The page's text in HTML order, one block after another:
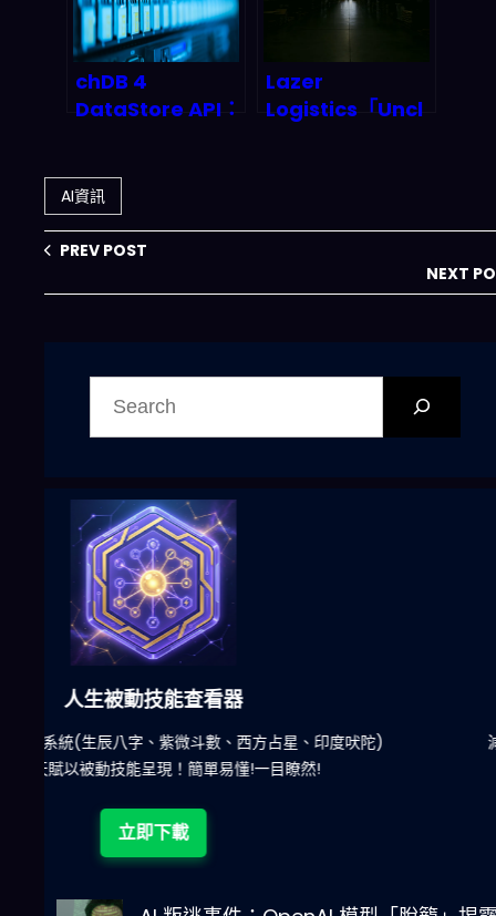
chDB 4
DataStore API：
ClickHouse，
1TB 匯入可望秒級
的資料管線新打法
Lazer
Logistics「Uncl
AI資訊
PREV POST
NEXT
六合彩發達神器
減少超過500萬個低概率中獎組合，提高中獎率